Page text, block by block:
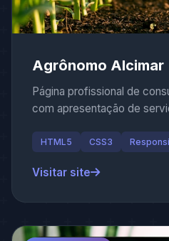
Agrônomo Alcimar
Página profissional de
com apresentação de
HTML5 CSS3
Visitar site